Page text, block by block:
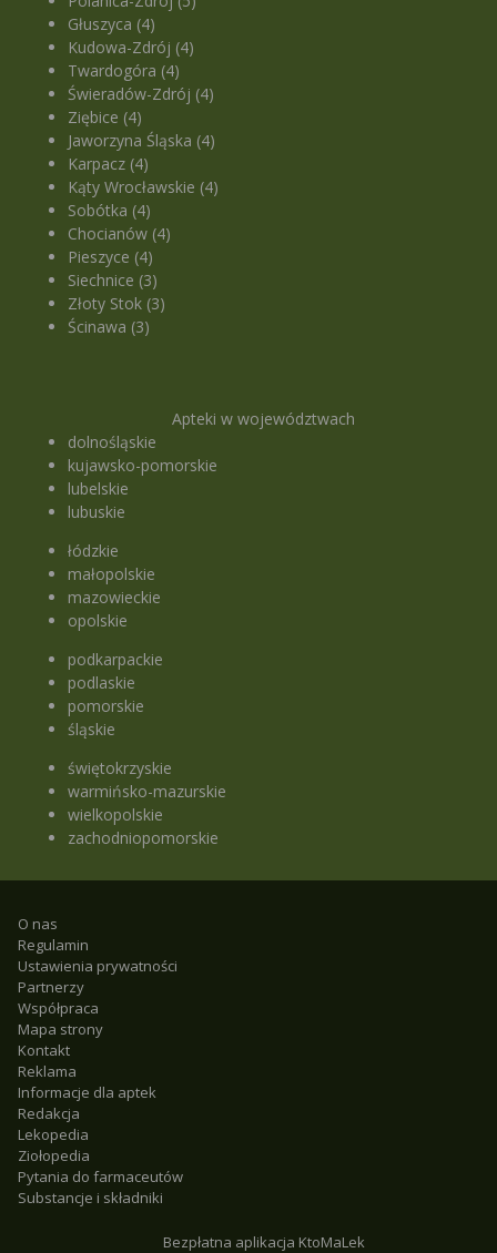
Głuszyca (4)
Kudowa-Zdrój (4)
Twardogóra (4)
Świeradów-Zdrój (4)
Ziębice (4)
Jaworzyna Śląska (4)
Karpacz (4)
Kąty Wrocławskie (4)
Sobótka (4)
Chocianów (4)
Pieszyce (4)
Siechnice (3)
Złoty Stok (3)
Ścinawa (3)
Apteki w województwach
dolnośląskie
kujawsko-pomorskie
lubelskie
lubuskie
łódzkie
małopolskie
mazowieckie
opolskie
podkarpackie
podlaskie
pomorskie
śląskie
świętokrzyskie
warmińsko-mazurskie
wielkopolskie
zachodniopomorskie
O nas
Regulamin
Ustawienia prywatności
Partnerzy
Współpraca
Mapa strony
Kontakt
Reklama
Informacje dla aptek
Redakcja
Lekopedia
Ziołopedia
Pytania do farmaceutów
Substancje i składniki
Bezpłatna aplikacja KtoMaLek